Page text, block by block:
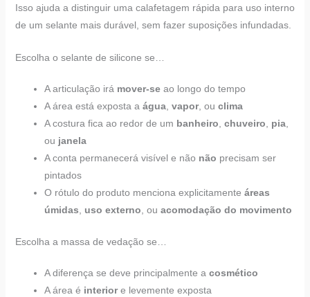
Isso ajuda a distinguir uma calafetagem rápida para uso interno
de um selante mais durável, sem fazer suposições infundadas.
Escolha o selante de silicone se…
A articulação irá mover-seao longo do tempo
A área está exposta a água, vapor, ou clima
A costura fica ao redor de um banheiro, chuveiro, pia,
ou janela
A conta permanecerá visível e não não precisam ser
pintados
O rótulo do produto menciona explicitamente áreas
úmidas, uso externo, ou acomodação do movimento
Escolha a massa de vedação se…
A diferença se deve principalmente a cosmético
A área é interiore levemente exposta